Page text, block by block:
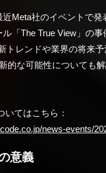
近Meta社のイベントで
「The True View」の
トレンドや業界の将来
的な可能性についても
いてはこちら：
news-events/
意義